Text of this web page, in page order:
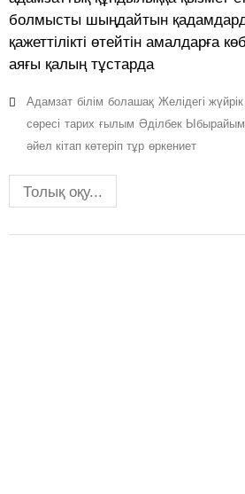
болмысты шыңдайтын
қажеттілікті өтейтін амалдарға
аяғы қалың тұстарда
Адамзат білім болашақ Желідегі
сөресі тарих ғылым Әділбек
әйел кітап көтеріп тұр өркениет
Толық оқу...